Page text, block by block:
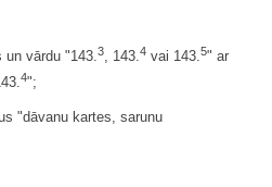
vārdu "143.3, 143.4 vai 143.5" ar
4";
"dāvanu kartes, sarunu